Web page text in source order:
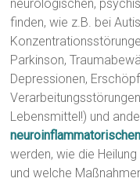
neurologischen,
finden, wie z.B. bei
Parkinson,
Depressionen,
Lebensmittel!) und
neuroinflammatorischen
werden, wie die
und welche